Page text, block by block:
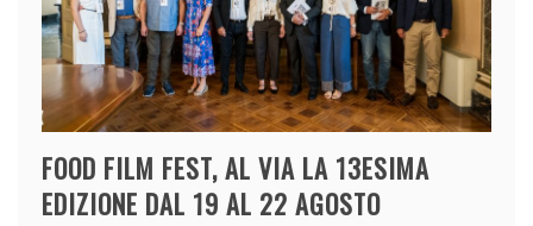
FOOD FILM FEST, AL VIA LA 13ESIMA
EDIZIONE DAL 19 AL 22 AGOSTO